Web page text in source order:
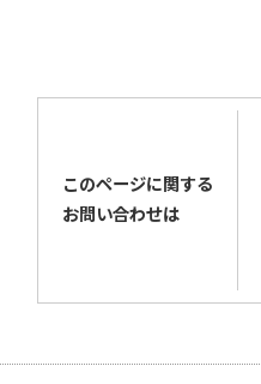
このページに関する
お問い合わせは